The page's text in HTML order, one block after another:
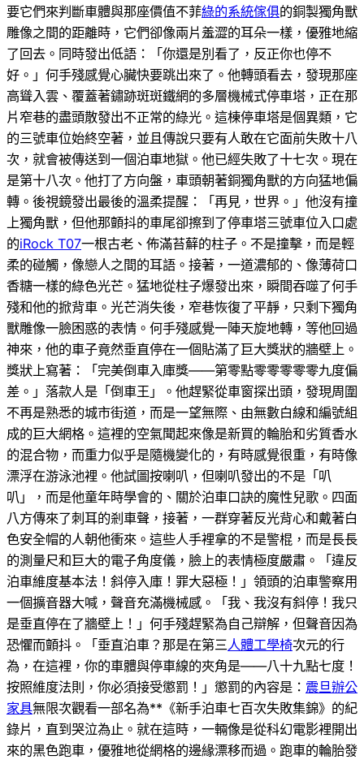
要它們來判斷車體與那座價值不菲綠的系統傢俱的銅製獨角獸
雕像之間的距離時，它們卻像兩片羞澀的耳朵一樣，優雅地縮
了回去。同時發出低語：「你還是別看了，反正你也停不
好。」何手殘感覺心臟快要跳出來了。他轉頭看去，發現那座
高聳入雲、覆蓋著鏽跡斑斑鐵網的多層機械式停車塔，正在那
片窄巷的盡頭散發出不正常的綠光。這棟停車塔是個異類，它
的三號車位始終空著，並且傳說只要有人敢在它面前失敗十八
次，就會被傳送到一個泊車地獄。他已經失敗了十七次。現在
是第十八次。他打了方向盤，車頭朝著銅獨角獸的方向猛地偏
轉。後視鏡發出最後的溫柔提醒：「再見，世界。」他沒有撞
上獨角獸，但他那顫抖的車尾卻擦到了停車塔三號車位入口處
的iRock T07一根古老、佈滿苔蘚的柱子。不是撞擊，而是輕
柔的碰觸，像戀人之間的耳語。接著，一道濃郁的、像薄荷口
香糖一樣的綠色光芒。猛地從柱子爆發出來，瞬間吞噬了何手
殘和他的掀背車。光芒消失後，窄巷恢復了平靜，只剩下獨角
獸雕像一臉困惑的表情。何手殘感覺一陣天旋地轉，等他回過
神來，他的車子竟然垂直停在一個貼滿了巨大獎狀的牆壁上。
獎狀上寫著：「完美倒車入庫獎——第零點零零零零零九度偏
差。」落款人是「倒車王」。他趕緊從車窗探出頭，發現周圍
不再是熟悉的城市街道，而是一望無際、由無數白線和編號組
成的巨大網格。這裡的空氣聞起來像是新買的輪胎和劣質香水
的混合物，而重力似乎是隨機變化的，有時感覺很重，有時像
漂浮在游泳池裡。他試圖按喇叭，但喇叭發出的不是「叭
叭」，而是他童年時學會的、關於泊車口訣的魔性兒歌。四面
八方傳來了刺耳的剎車聲，接著，一群穿著反光背心和戴著白
色安全帽的人朝他衝來。這些人手裡拿的不是警棍，而是長長
的測量尺和巨大的電子角度儀，臉上的表情極度嚴肅。「違反
泊車維度基本法！斜停入庫！罪大惡極！」領頭的泊車警察用
一個擴音器大喊，聲音充滿機械感。「我、我沒有斜停！我只
是垂直停在了牆壁上！」何手殘趕緊為自己辯解，但聲音因為
恐懼而顫抖。「垂直泊車？那是在第三人體工學椅次元的行
為，在這裡，你的車體與停車線的夾角是——八十九點七度！
按照維度法則，你必須接受懲罰！」懲罰的內容是： 震旦辦公
家具無限次觀看一部名為**《新手泊車七百次失敗集錦》的紀
錄片，直到哭泣為止。就在這時，一輛像是從科幻電影裡開出
來的黑色跑車，優雅地從網格的邊緣漂移而過。跑車的輪胎發